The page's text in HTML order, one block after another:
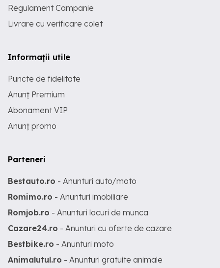
Regulament Campanie
Livrare cu verificare colet
Informații utile
Puncte de fidelitate
Anunț Premium
Abonament VIP
Anunț promo
Parteneri
Bestauto.ro - Anunturi auto/moto
Romimo.ro - Anunturi imobiliare
Romjob.ro - Anunturi locuri de munca
Cazare24.ro - Anunturi cu oferte de cazare
Bestbike.ro - Anunturi moto
Animalutul.ro - Anunturi gratuite animale